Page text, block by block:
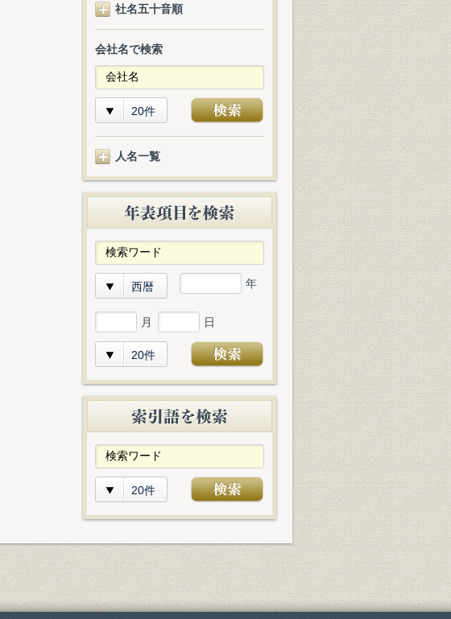
社名五十音順
会社名で検索
20件
人名一覧
西暦 年
月 日
20件
20件